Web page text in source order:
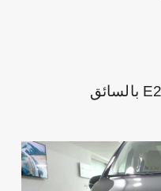
تاجير سيارات مرسيدس E200 بالسائق